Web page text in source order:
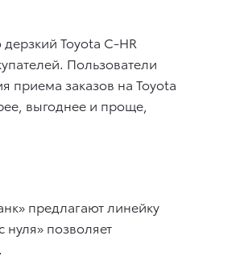
Toyota C-HR
Пользователи
приема заказов на Toyota
выгоднее и проще,
предлагают линейку
позволяет